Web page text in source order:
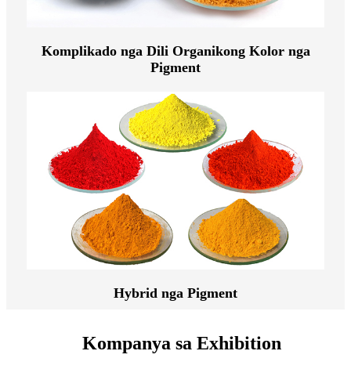
Komplikado nga Dili Organikong Kolor nga
Pigment
Hybrid nga Pigment
Kompanya sa Exhibition